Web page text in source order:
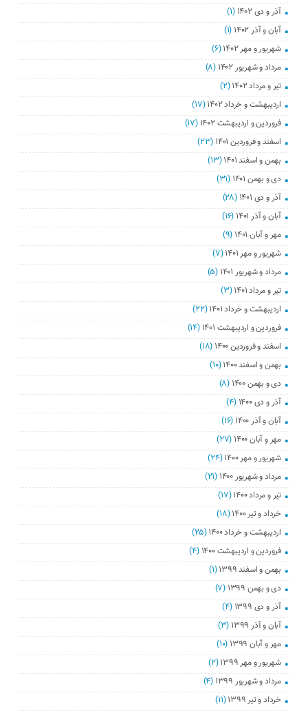
آذر و دی ۱۴۰۲
(۱)
آبان و آذر ۱۴۰۲
(۱)
شهریور و مهر ۱۴۰۲
(۶)
مرداد و شهریور ۱۴۰۲
(۸)
تیر و مرداد ۱۴۰۲
(۲)
اردیبهشت و خرداد ۱۴۰۲
(۱۷)
فروردین و اردیبهشت ۱۴۰۲
(۱۷)
اسفند و فروردین ۱۴۰۱
(۲۳)
بهمن و اسفند ۱۴۰۱
(۱۳)
دی و بهمن ۱۴۰۱
(۳۱)
آذر و دی ۱۴۰۱
(۲۸)
آبان و آذر ۱۴۰۱
(۱۶)
مهر و آبان ۱۴۰۱
(۹)
شهریور و مهر ۱۴۰۱
(۷)
مرداد و شهریور ۱۴۰۱
(۵)
تیر و مرداد ۱۴۰۱
(۳)
اردیبهشت و خرداد ۱۴۰۱
(۲۲)
فروردین و اردیبهشت ۱۴۰۱
(۱۴)
اسفند و فروردین ۱۴۰۰
(۱۸)
بهمن و اسفند ۱۴۰۰
(۱۰)
دی و بهمن ۱۴۰۰
(۸)
آذر و دی ۱۴۰۰
(۴)
آبان و آذر ۱۴۰۰
(۱۶)
مهر و آبان ۱۴۰۰
(۲۷)
شهریور و مهر ۱۴۰۰
(۲۴)
مرداد و شهریور ۱۴۰۰
(۲۱)
تیر و مرداد ۱۴۰۰
(۱۷)
خرداد و تیر ۱۴۰۰
(۱۸)
اردیبهشت و خرداد ۱۴۰۰
(۲۵)
فروردین و اردیبهشت ۱۴۰۰
(۴)
بهمن و اسفند ۱۳۹۹
(۱)
دی و بهمن ۱۳۹۹
(۷)
آذر و دی ۱۳۹۹
(۴)
آبان و آذر ۱۳۹۹
(۳)
مهر و آبان ۱۳۹۹
(۱۰)
شهریور و مهر ۱۳۹۹
(۲)
مرداد و شهریور ۱۳۹۹
(۴)
خرداد و تیر ۱۳۹۹
(۱۱)